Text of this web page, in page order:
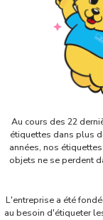
Au cours des 22
étiquettes dans plus
années, nos
objets ne se perdent
L'entreprise a été
au besoin d'étiqueter